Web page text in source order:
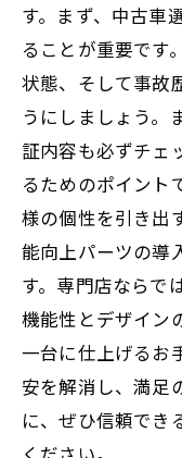
す。まず、中古車
ることが重要です
状態、そして事故
うにしましょう。
証内容も必ずチェ
るためのポイント
様の個性を引き出
能向上パーツの導
す。専門店ならで
機能性とデザイン
一台に仕上げるお
安を解消し、満足
に、ぜひ信頼でき